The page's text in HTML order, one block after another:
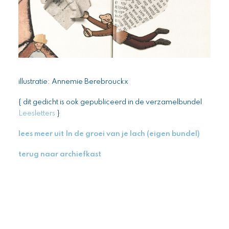
illustratie: Annemie Berebrouckx
{ dit gedicht is ook gepubliceerd in de verzamelbundel
Leesletters }
lees meer uit In de groei van je lach (eigen bundel)
terug naar archiefkast